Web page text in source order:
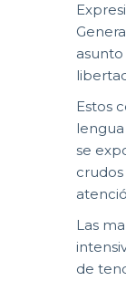
Estos
se
Las
de